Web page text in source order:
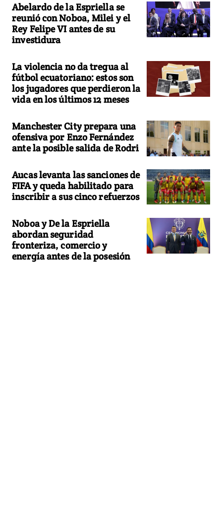
Abelardo de la Espriella se
reunió con Noboa, Milei y el
Rey Felipe VI antes de su
investidura
La violencia no da tregua al
fútbol ecuatoriano: estos son
los jugadores que perdieron la
vida en los últimos 12 meses
Manchester City prepara una
ofensiva por Enzo Fernández
ante la posible salida de Rodri
Aucas levanta las sanciones de
FIFA y queda habilitado para
inscribir a sus cinco refuerzos
Noboa y De la Espriella
abordan seguridad
fronteriza, comercio y
energía antes de la posesión